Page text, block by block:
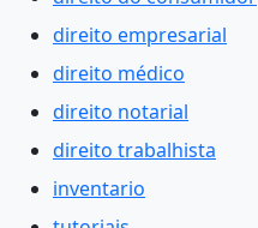
direito empresarial
direito médico
direito notarial
direito trabalhista
inventario